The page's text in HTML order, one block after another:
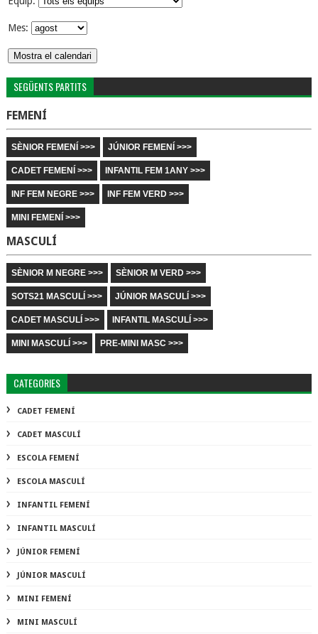
Mes:
SEGÜENTS PARTITS
FEMENÍ
SÈNIOR FEMENÍ >>> JÚNIOR FEMENÍ >>>
CADET FEMENÍ >>> INFANTIL FEM 1ANY >>>
INF FEM NEGRE >>> INF FEM VERD >>>
MINI FEMENÍ >>>
MASCULÍ
SÈNIOR M NEGRE >>> SÈNIOR M VERD >>>
SOTS21 MASCULÍ >>> JÚNIOR MASCULÍ >>>
CADET MASCULÍ >>> INFANTIL MASCULÍ >>>
MINI MASCULÍ >>> PRE-MINI MASC >>>
CATEGORIES
CADET FEMENÍ
CADET MASCULÍ
ESCOLA FEMENÍ
ESCOLA MASCULÍ
INFANTIL FEMENÍ
INFANTIL MASCULÍ
JÚNIOR FEMENÍ
JÚNIOR MASCULÍ
MINI FEMENÍ
MINI MASCULÍ